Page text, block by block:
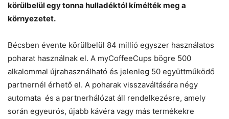
körülbelül egy tonna hulladéktól kímélték meg a
környezetet.
Bécsben évente körülbelül 84 millió egyszer használatos
poharat használnak el. A myCoffeeCups bögre 500
alkalommal újrahasználható és jelenleg 50 együttműködő
partnernél érhető el. A poharak visszaváltására négy
automata és a partnerhálózat áll rendelkezésre, amely
során egyeurós, újabb kávéra vagy más termékekre